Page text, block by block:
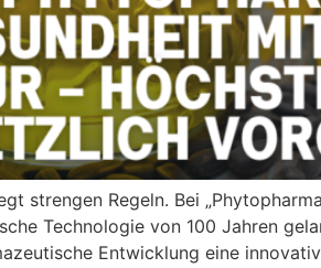
strengen Regeln. Bei
Technologie von 100 Jahren
Entwicklung eine